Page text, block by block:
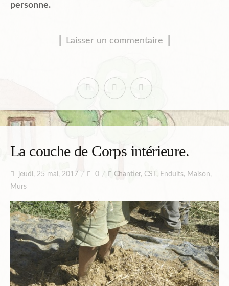
personne.
║ Laisser un commentaire ║
La couche de Corps intérieure.
jeudi, 25 mai, 2017 0 Chantier, CST , Enduits, Maison,
Murs